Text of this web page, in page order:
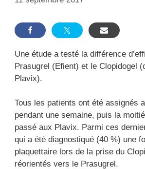
Une étude a testé la différence
Prasugrel (Efient) et le Clopidogel
Plavix).
Tous les patients ont été assignés
pendant une semaine, puis la
passé aux Plavix. Parmi ces
qui a été diagnostiqué (40 %) une
plaquettaire lors de la prise du
réorientés vers le Prasugrel.